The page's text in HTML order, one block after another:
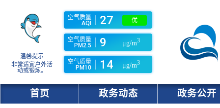
温馨提示
非常适宜户外活
动或锻炼。
空气质量
AQI
27 优
空气质量
PM2.5
9 μg/m3
空气质量
PM10
14 μg/m3
首页 政务动态 政务公开